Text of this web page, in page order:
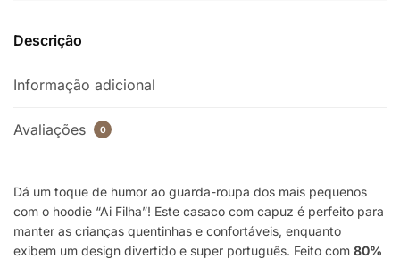
Descrição
Informação adicional
Avaliações 0
Dá um toque de humor ao guarda-roupa dos mais pequenos
com o hoodie “Ai Filha”! Este casaco com capuz é perfeito para
manter as crianças quentinhas e confortáveis, enquanto
exibem um design divertido e super português. Feito com 80%